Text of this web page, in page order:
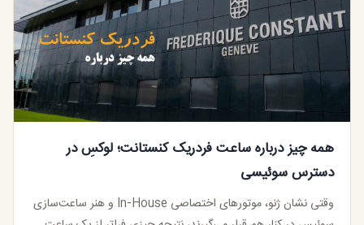
همه چیز درباره ساعت فردریک کنستانت؛ لوکسِ در
دسترس سوئیسی
وقتی نشان ژنو، موتورهای اختصاصی In-House و هنر ساعت‌سازی